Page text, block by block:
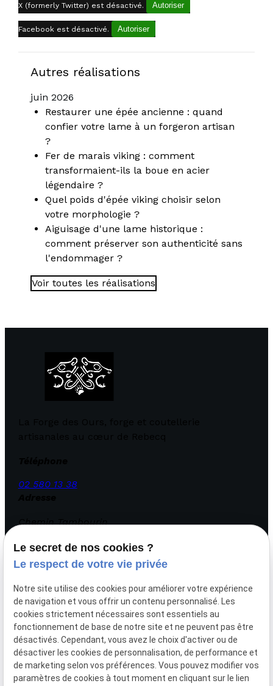
X (formerly Twitter) est désactivé. Autoriser
Facebook est désactivé. Autoriser
Autres réalisations
juin 2026
Restaurer une épée ancienne : quand
confier votre lame à un forgeron artisan
?
Fer de marais viking : comment
transformaient-ils la boue en acier
légendaire ?
Quel poids d'épée viking choisir selon
votre morphologie ?
Aiguisage d'une lame historique :
comment préserver son authenticité sans
l'endommager ?
Voir toutes les réalisations
02 580 13 38
Chemin Tambourin
Horaires
09:00 - 18:00
Les artefacts du Xème siècle
La Forge
Le secret de nos cookies ?
Le respect de votre vie privée
Notre site utilise des cookies pour améliorer votre expérience
de navigation et vous offrir un contenu personnalisé. Les
cookies strictement nécessaires sont essentiels au
fonctionnement de base de notre site et ne peuvent pas être
désactivés. Cependant, vous avez le choix d'activer ou de
désactiver les cookies de personnalisation, de performance et
de marketing selon vos préférences. Vous pouvez modifier vos
paramètres de cookies à tout moment en cliquant sur le lien